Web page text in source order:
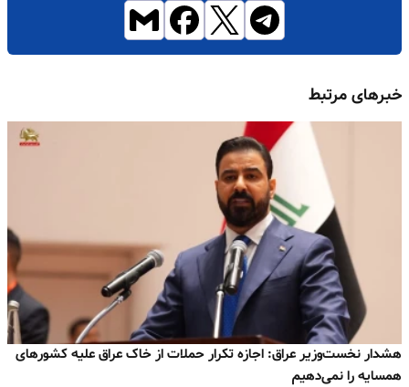
خبرهای مرتبط
هشدار نخست‌وزیر عراق: اجازه تکرار حملات از خاک عراق علیه کشورهای
همسایه را نمی‌دهیم